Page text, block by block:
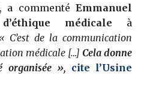
, a commenté Emmanuel
médicale à
C’est de la communication
médicale […] Cela donne
organisée », cite l’Usine